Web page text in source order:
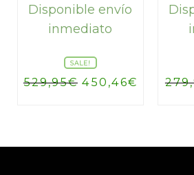
Disponible envío
inmediato
SALE!
529,95€ El
529,95€.
450,46€